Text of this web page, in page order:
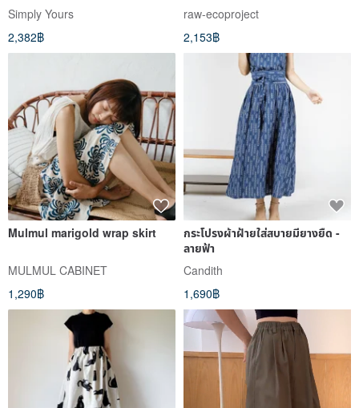
Simply Yours
2,382฿
raw-ecoproject
2,153฿
Mulmul marigold wrap skirt
MULMUL CABINET
1,290฿
กระโปรงผ้าฝ้ายใส่สบายมียางยืด -
ลายฟ้า
Candith
1,690฿